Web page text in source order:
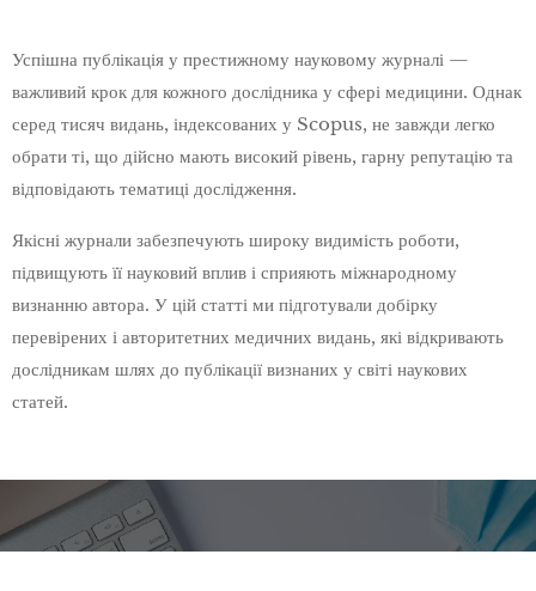
Успішна публікація у престижному науковому журналі —
важливий крок для кожного дослідника у сфері медицини. Однак
серед тисяч видань, індексованих у Scopus, не завжди легко
обрати ті, що дійсно мають високий рівень, гарну репутацію та
відповідають тематиці дослідження.
Якісні журнали забезпечують широку видимість роботи,
підвищують її науковий вплив і сприяють міжнародному
визнанню автора. У цій статті ми підготували добірку
перевірених і авторитетних медичних видань, які відкривають
дослідникам шлях до публікації визнаних у світі наукових
статей.